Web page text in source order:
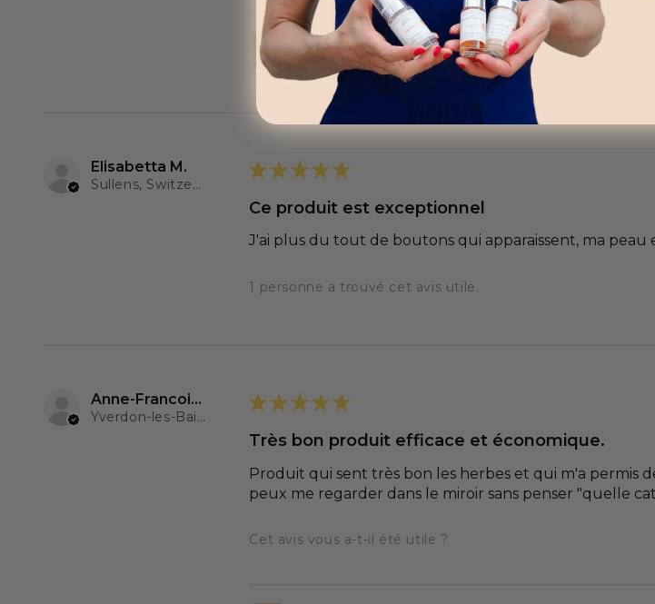
ALTHÉA - Sérum booster hydratant
Elisabetta M.
Sullens, Switzerland
★ ★ ★ ★ ★
Ce produit est exceptionnel
J'ai plus du tout de boutons qui apparaissent, ma peau
1 personne a trouvé cet avis utile.
Anne-Francoise D.
Yverdon-les-Bains, Switzerland
★ ★ ★ ★ ★
Très bon produit efficace et économique.
Produit qui sent très bon les herbes et qui m'a permis
peux me regarder dans le miroir sans penser "quelle
Cet avis vous a-t-il été utile ?